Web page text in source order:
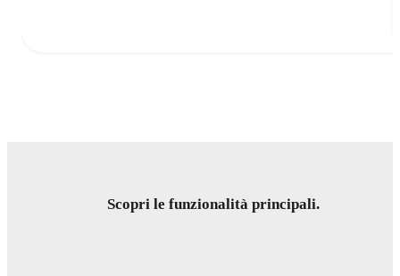
Scopri le funzionalità principali.